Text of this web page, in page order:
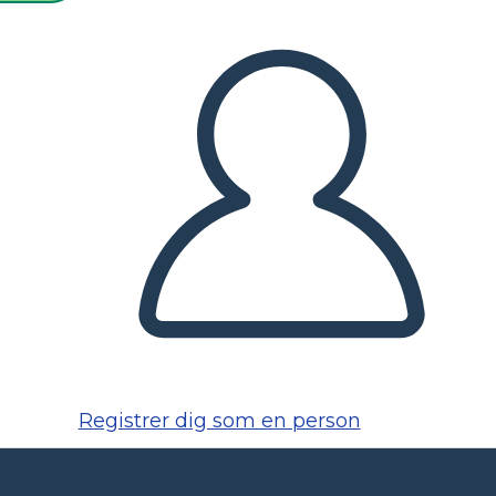
Registrer dig som en person